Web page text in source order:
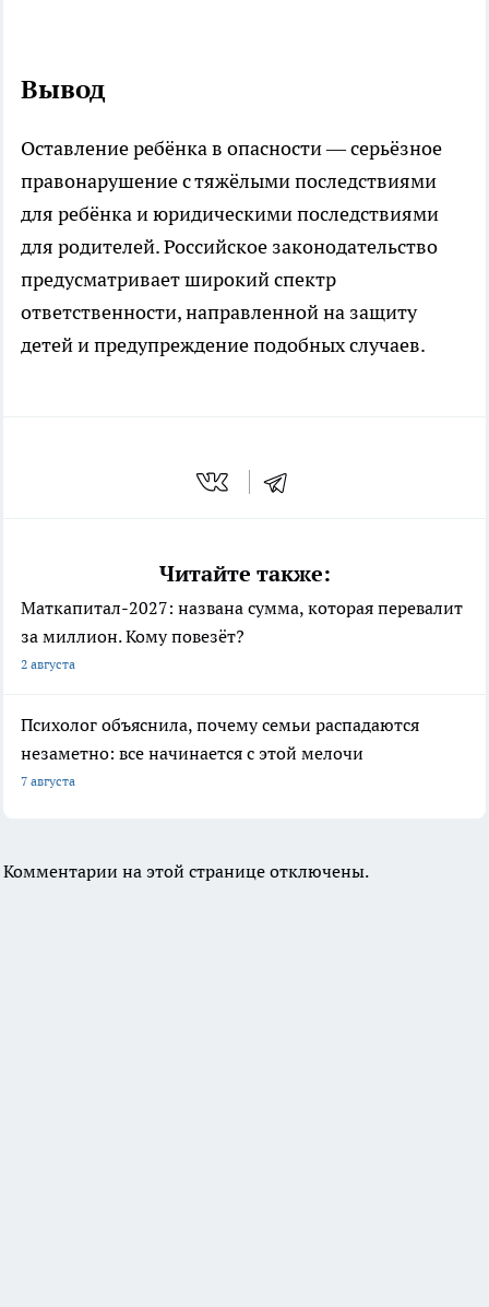
Вывод
Оставление ребёнка в опасности — серьёзное
правонарушение с тяжёлыми последствиями
для ребёнка и юридическими последствиями
для родителей. Российское законодательство
предусматривает широкий спектр
ответственности, направленной на защиту
детей и предупреждение подобных случаев.
Читайте также:
Маткапитал-2027: названа сумма, которая перевалит
за миллион. Кому повезёт?
2 августа
Психолог объяснила, почему семьи распадаются
незаметно: все начинается с этой мелочи
7 августа
Комментарии на этой странице отключены.